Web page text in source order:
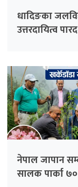
धादिङका
उत्तरदायित्व
नेपाल जापान
सालक पार्का